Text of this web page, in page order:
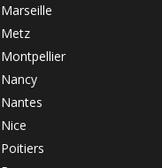
Marseille
Metz
Montpellier
Nancy
Nantes
Nice
Poitiers